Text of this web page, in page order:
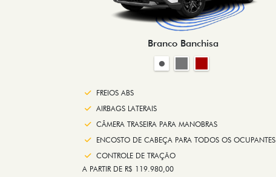
Branco Banchisa
FREIOS ABS
AIRBAGS LATERAIS
CÂMERA TRASEIRA PARA MANOBRAS
ENCOSTO DE CABEÇA PARA TODOS OS OCUPANTES
CONTROLE DE TRAÇÃO
A PARTIR DE R$ 119.980,00